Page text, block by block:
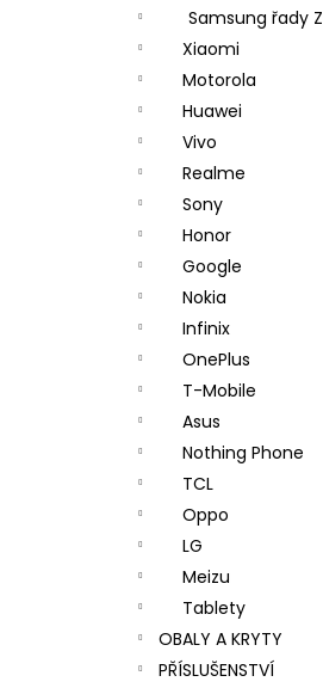
Samsung řady Z
Xiaomi
Motorola
Huawei
Vivo
Realme
Sony
Honor
Google
Nokia
Infinix
OnePlus
T-Mobile
Asus
Nothing Phone
TCL
Oppo
LG
Meizu
Tablety
OBALY A KRYTY
PŘÍSLUŠENSTVÍ